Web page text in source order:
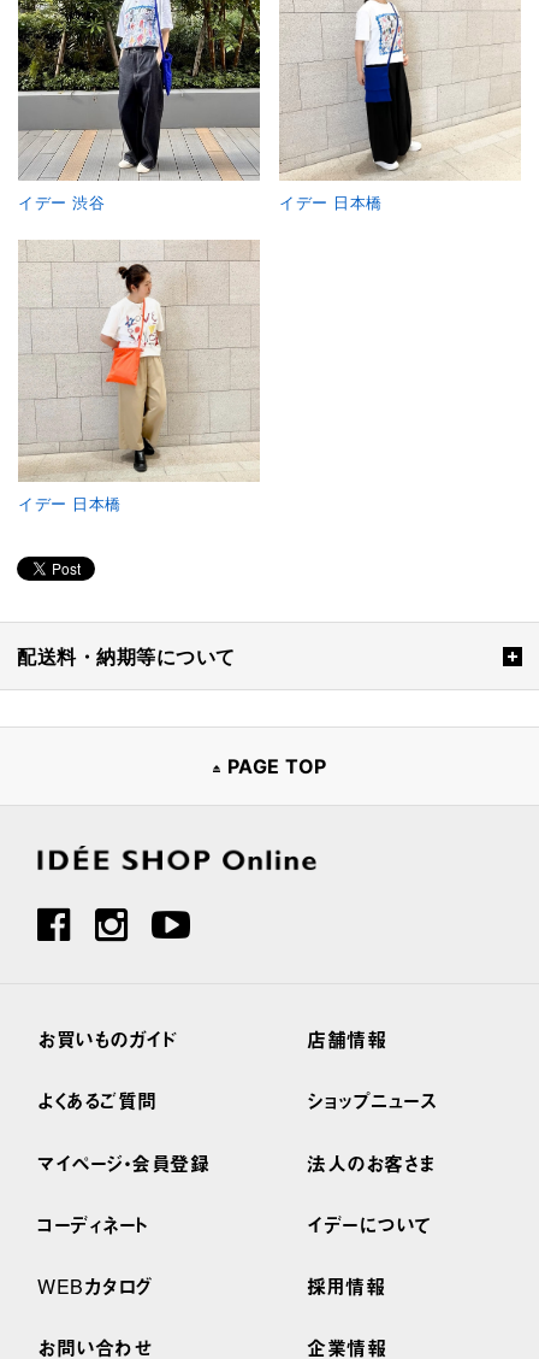
イデー 渋谷 イデー 日本橋
イデー 日本橋
配送料・納期等について
PAGE TOP
お買いものガイド
よくあるご質問
マイページ・会員登録
コーディネート
WEBカタログ
お問い合わせ
店舗情報
ショップニュース
法人のお客さま
イデーについて
採用情報
企業情報